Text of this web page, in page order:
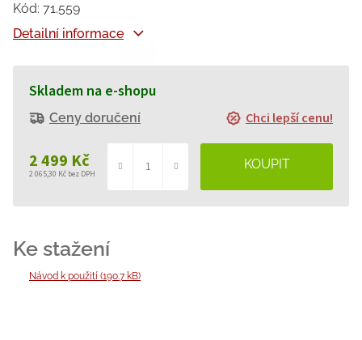
2 499 Kč
2 065,30 Kč bez DPH
cena:
Skladem na e-shopu
Ceny doručení Chci lepší cenu!
Detailní informace
Kód: 71.559
Návod k použití (190.7 kB)